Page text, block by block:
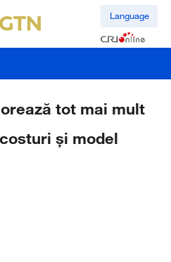
Language
tot mai mult
și model